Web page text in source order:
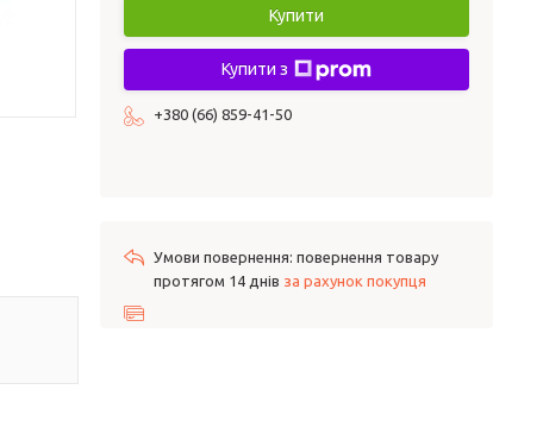
Купити
Купити з
+380 (66) 859-41-50
повернення товару
протягом 14 днів за рахунок покупця